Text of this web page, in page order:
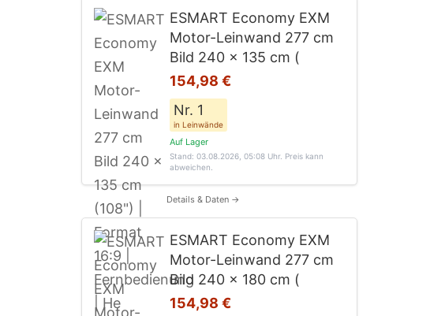
ESMART Economy EXM
Motor-Leinwand 277 cm
Bild 240 x 135 cm (
154,98 €
Nr. 1
in Leinwände
Auf Lager
Stand: 03.08.2026, 05:08 Uhr. Preis kann
abweichen.
Details & Daten →
ESMART Economy EXM
Motor-Leinwand 277 cm
Bild 240 x 180 cm (
154,98 €